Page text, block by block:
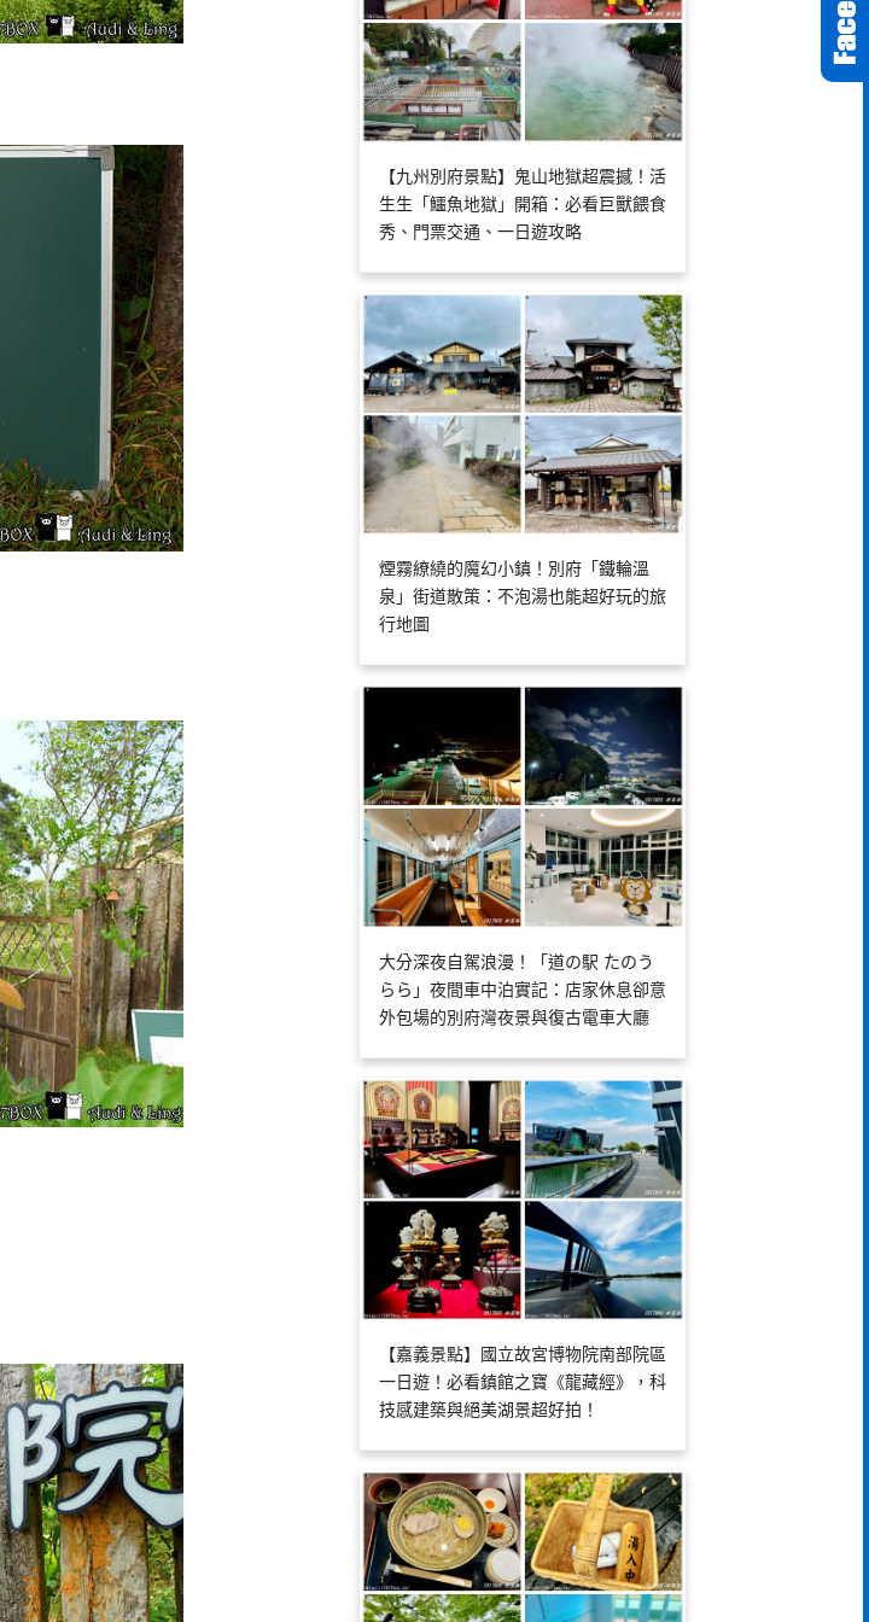
【九州別府景點】鬼山地獄超震撼！活
生生「鱷魚地獄」開箱：必看巨獸餵食
秀、門票交通、一日遊攻略
煙霧繚繞的魔幻小鎮！別府「鐵輪溫
泉」街道散策：不泡湯也能超好玩的旅
行地圖
大分深夜自駕浪漫！「道の駅 たのう
らら」夜間車中泊實記：店家休息卻意
外包場的別府灣夜景與復古電車大廳
【嘉義景點】國立故宮博物院南部院區
一日遊！必看鎮館之寶《龍藏經》，科
技感建築與絕美湖景超好拍！